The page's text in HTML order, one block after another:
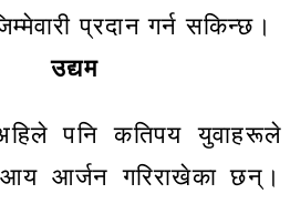
प्रदान गर्न सकिन्छ।
अहिले पनि कतिपय युवाहरूले
आय आर्जन गरिराखेका छन्।